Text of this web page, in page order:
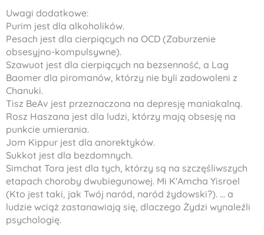
Uwagi dodatkowe:
Purim jest dla alkoholików.
Pesach jest dla cierpiących na OCD (Zaburzenie
obsesyjno-kompulsywne).
Szawuot jest dla cierpiących na bezsenność, a Lag
Baomer dla piromanów, którzy nie byli zadowoleni z
Chanuki.
Tisz BeAv jest przeznaczona na depresję maniakalną.
Rosz Haszana jest dla ludzi, którzy mają obsesję na
punkcie umierania.
Jom Kippur jest dla anorektyków.
Sukkot jest dla bezdomnych.
Simchat Tora jest dla tych, którzy są na szczęśliwszych
etapach choroby dwubiegunowej. Mi K'Amcha Yisroel
(Kto jest taki, jak Twój naród, naród żydowski?). ... a
ludzie wciąż zastanawiają się, dlaczego Żydzi wynaleźli
psychologię.